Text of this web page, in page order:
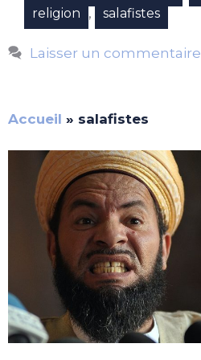
religion , salafistes
Laisser un commentaire
Accueil » salafistes